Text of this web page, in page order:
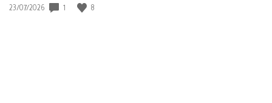
Fecha
23/07/2026 1 8